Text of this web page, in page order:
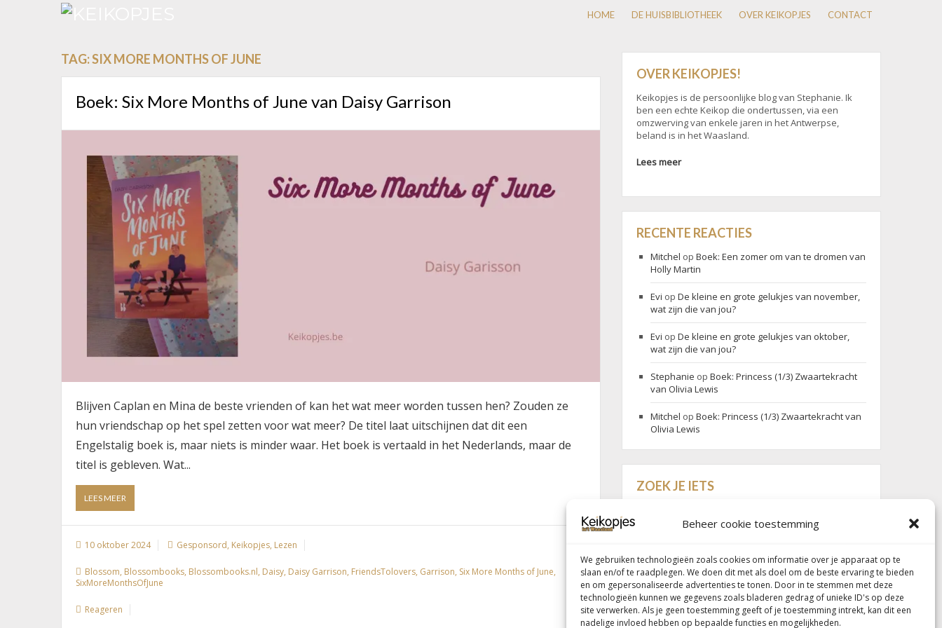
Beheer cookie toestemming
We gebruiken technologieën zoals cookies om informatie over je apparaat op te
slaan en/of te raadplegen. We doen dit met als doel om de beste ervaring te bieden
en om gepersonaliseerde advertenties te tonen. Door in te stemmen met deze
technologieën kunnen we gegevens zoals bladeren gedrag of unieke ID's op deze
site verwerken. Als je geen toestemming geeft of je toestemming intrekt, kan dit een
nadelige invloed hebben op bepaalde functies en mogelijkheden.
HOME DE HUISBIBLIOTHEEK OVER KEIKOPJES CONTACT
TAG:SIX MORE MONTHS OF JUNE
Boek: Six More Months of June van Daisy Garrison
Blijven Caplan en Mina de beste vrienden of kan het wat meer worden tussen hen? Zouden ze
hun vriendschap op het spel zetten voor wat meer? De titel laat uitschijnen dat dit een
Engelstalig boek is, maar niets is minder waar. Het boek is vertaald in het Nederlands, maar de
titel is gebleven. Wat...
LEES MEER
BOEK:
SIX
MONTHS
JUNE
DAISY
GARRISON
10 oktober 2024 Gesponsord, Keikopjes, Lezen
Blossom, Blossombooks, Blossombooks.nl, Daisy, Daisy Garrison, FriendsTolovers, Garrison, Six More Months of June,
SixMoreMonthsOfJune
Reageren
OVER KEIKOPJES!
Keikopjes is de persoonlijke blog van Stephanie. Ik
ben een echte Keikop die ondertussen, via een
omzwerving van enkele jaren in het Antwerpse,
beland is in het Waasland.
Lees meer
RECENTE REACTIES
Mitchel opBoek: Een zomer om van te dromen van
Holly Martin
Evi opDe kleine en grote gelukjes van november,
wat zijn die van jou?
Evi opDe kleine en grote gelukjes van oktober,
wat zijn die van jou?
Stephanie opBoek: Princess (1/3) Zwaartekracht
van Olivia Lewis
Mitchel opBoek: Princess (1/3) Zwaartekracht van
Olivia Lewis
ZOEK JE IETS
Follow my blog with Bloglovin